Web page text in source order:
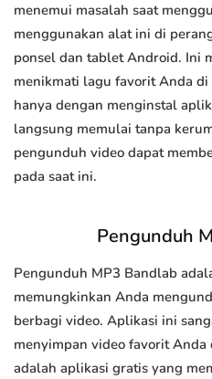
menemui masalah saat
menggunakan alat ini di
ponsel dan tablet Android. Ini
menikmati lagu favorit Anda di
hanya dengan menginstal
langsung memulai tanpa
pengunduh video dapat
pada saat ini.
Pengunduh
Pengunduh MP3 Bandlab
memungkinkan Anda
berbagi video. Aplikasi ini
menyimpan video favorit
adalah aplikasi gratis yang